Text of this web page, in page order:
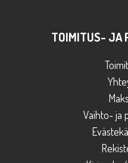
TOIMITUS- JA
Vaihto- ja